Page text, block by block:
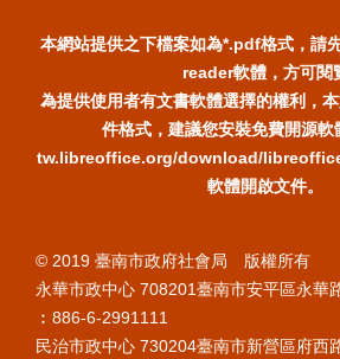
本網站提供之下檔案如為*.pdf格式，請
reader軟體，方可閱
為提供使用者有文書軟體選擇的權利，
件格式，建議您安裝免費開源
tw.libreoffice.org/download/
軟體開啟文件。
© 2019 臺南市政府社會局 版權所有
永華市政中心 708201臺南市安平區永華
︰886-6-2991111
民治市政中心 730204臺南市新營區府西